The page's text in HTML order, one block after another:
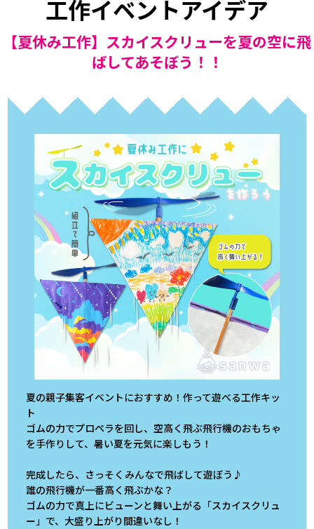
工作イベントアイデア
【夏休み工作】スカイスクリューを夏の空に飛
ばしてあそぼう！！
夏の親子集客イベントにおすすめ！作って遊べる工作キッ
ト
ゴムの力でプロペラを回し、空高く飛ぶ飛行機のおもちゃ
を手作りして、暑い夏を元気に楽しもう！
完成したら、さっそくみんなで飛ばして遊ぼう♪
誰の飛行機が一番高く飛ぶかな？
ゴムの力で真上にビューンと舞い上がる「スカイスクリュ
ー」で、大盛り上がり間違いなし！